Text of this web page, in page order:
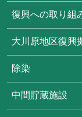
復興への取り組
大川原地区復興
除染
中間貯蔵施設